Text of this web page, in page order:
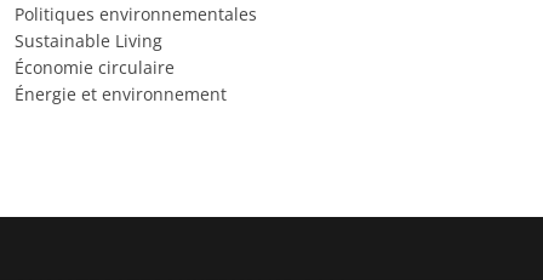
Politiques environnementales
Sustainable Living
Économie circulaire
Énergie et environnement